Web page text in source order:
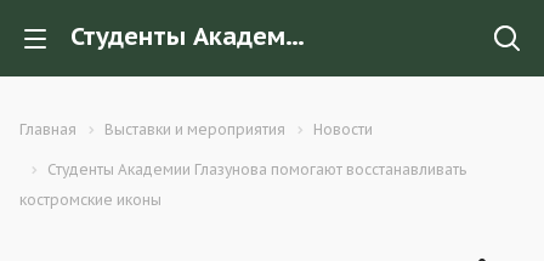
Студенты Академии Глазунова помогают восстанавливать костромские иконы
Главная Выставки и мероприятия Новости
Студенты Академии Глазунова помогают восстанавливать
костромские иконы